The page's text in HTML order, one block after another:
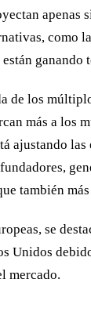
apenas
como
ganando
de los
más a los
ajustando
también
se
Unidos
mercado.